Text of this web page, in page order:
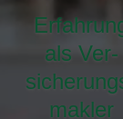
als Ver­
makler